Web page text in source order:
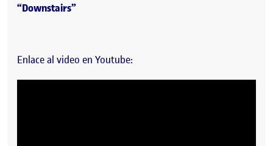
“Downstairs”
Enlace al video en Youtube: